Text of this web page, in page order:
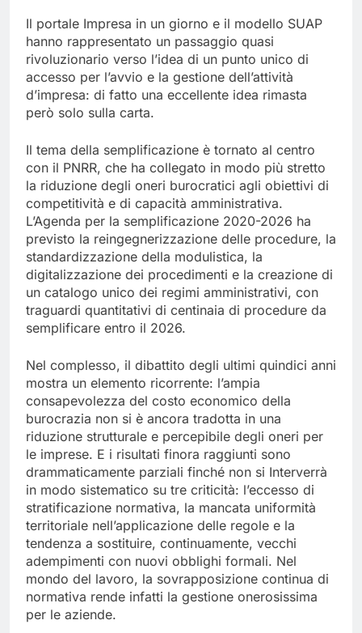
Il portale Impresa in un giorno e il modello SUAP
hanno rappresentato un passaggio quasi
rivoluzionario verso l’idea di un punto unico di
accesso per l’avvio e la gestione dell’attività
d’impresa: di fatto una eccellente idea rimasta
però solo sulla carta.
Il tema della semplificazione è tornato al centro
con il PNRR, che ha collegato in modo più stretto
la riduzione degli oneri burocratici agli obiettivi di
competitività e di capacità amministrativa.
L’Agenda per la semplificazione 2020-2026 ha
previsto la reingegnerizzazione delle procedure, la
standardizzazione della modulistica, la
digitalizzazione dei procedimenti e la creazione di
un catalogo unico dei regimi amministrativi, con
traguardi quantitativi di centinaia di procedure da
semplificare entro il 2026.
Nel complesso, il dibattito degli ultimi quindici anni
mostra un elemento ricorrente: l’ampia
consapevolezza del costo economico della
burocrazia non si è ancora tradotta in una
riduzione strutturale e percepibile degli oneri per
le imprese. E i risultati finora raggiunti sono
drammaticamente parziali finché non si Interverrà
in modo sistematico su tre criticità: l’eccesso di
stratificazione normativa, la mancata uniformità
territoriale nell’applicazione delle regole e la
tendenza a sostituire, continuamente, vecchi
adempimenti con nuovi obblighi formali. Nel
mondo del lavoro, la sovrapposizione continua di
normativa rende infatti la gestione onerosissima
per le aziende.